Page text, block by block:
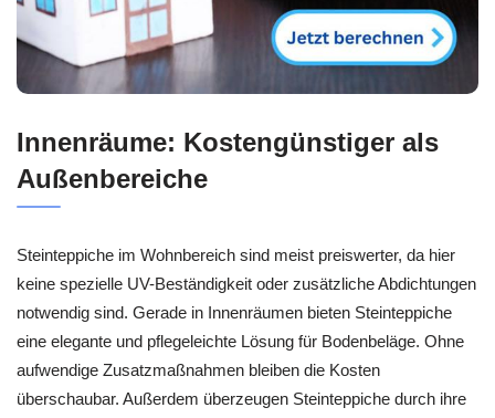
Innenräume: Kostengünstiger als
Außenbereiche
Steinteppiche im Wohnbereich sind meist preiswerter, da hier
keine spezielle UV-Beständigkeit oder zusätzliche Abdichtungen
notwendig sind. Gerade in Innenräumen bieten Steinteppiche
eine elegante und pflegeleichte Lösung für Bodenbeläge. Ohne
aufwendige Zusatzmaßnahmen bleiben die Kosten
überschaubar. Außerdem überzeugen Steinteppiche durch ihre